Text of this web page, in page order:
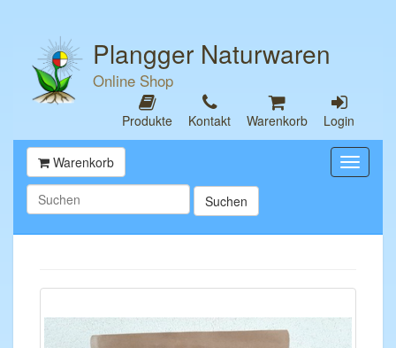
Plangger Naturwaren
Online Shop
Produkte Kontakt Warenkorb Login
Warenkorb